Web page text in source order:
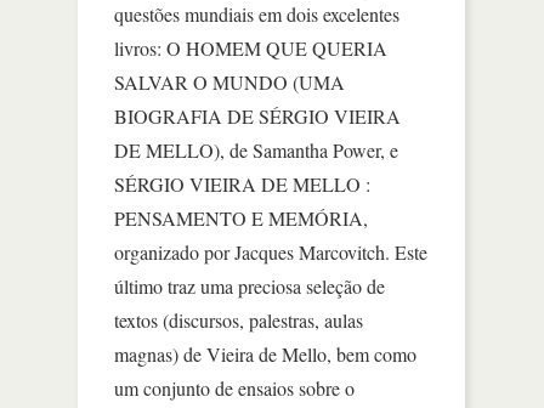
questões mundiais em dois excelentes
livros: O HOMEM QUE QUERIA
SALVAR O MUNDO (UMA
BIOGRAFIA DE SÉRGIO VIEIRA
DE MELLO), de Samantha Power, e
SÉRGIO VIEIRA DE MELLO :
PENSAMENTO E MEMÓRIA,
organizado por Jacques Marcovitch. Este
último traz uma preciosa seleção de
textos (discursos, palestras, aulas
magnas) de Vieira de Mello, bem como
um conjunto de ensaios sobre o